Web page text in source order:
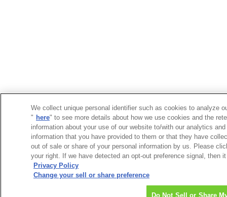
We collect unique personal identifier such as cookies to analyze
" here" to see more details about how we use cookies and the
information about your use of our website to/with our analytics
information that you have provided to them or that they have
out of sale or share of your personal information by us. Please
your right. If we have detected an opt-out preference signal, then
Privacy Policy
Change your sell or share preference
Do Not Sell or Share